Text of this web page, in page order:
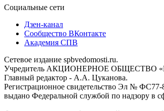
Социальные сети
Дзен-канал
Сообщество ВКонтакте
Академия СПВ
Сетевое издание spbvedomosti.ru.
Учредитель АКЦИОНЕРНОЕ
Главный редактор - А.А. Цуканова.
Регистрационное свидетельство Эл № ФС77-
выдано Федеральной службой по надзору в